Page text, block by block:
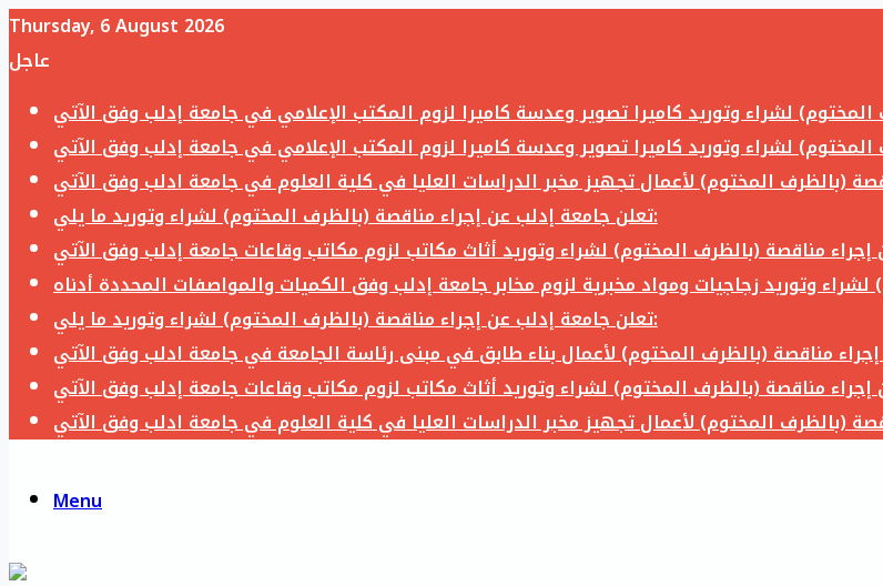
Thursday, 6 August 2026
عاجل
تعلن جامعة إدلب عن إجراء مناقصة (بالظرف المختوم) لشراء وتوريد ما يلي:
تعلن جامعة إدلب عن إجراء مناقصة (بالظرف المختوم) لشراء وتوريد ما يلي:
Menu